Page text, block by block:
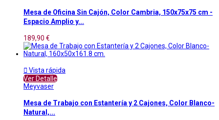
Mesa de Oficina Sin Cajón, Color Cambria, 150x75x75 cm -
Espacio Amplio y...
189,90 €
 Vista rápida
Ver Detalle
Meyvaser
Mesa de Trabajo con Estantería y 2 Cajones, Color Blanco-
Natural,...